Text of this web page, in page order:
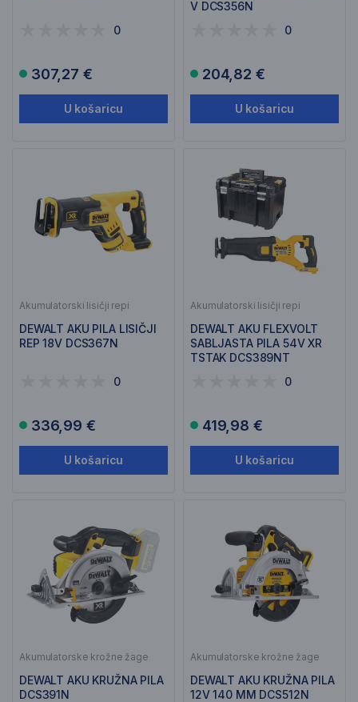
0
307,27 €
U košaricu
V DCS356N
0
204,82 €
U košaricu
Akumulatorski lisičji repi
DEWALT AKU PILA LISIČJI
REP 18V DCS367N
0
336,99 €
U košaricu
Akumulatorski lisičji repi
DEWALT AKU FLEXVOLT
SABLJASTA PILA 54V XR
TSTAK DCS389NT
0
419,98 €
U košaricu
Akumulatorske krožne žage
DEWALT AKU KRUŽNA PILA
DCS391N
Akumulatorske krožne žage
DEWALT AKU KRUŽNA PILA
12V 140 MM DCS512N